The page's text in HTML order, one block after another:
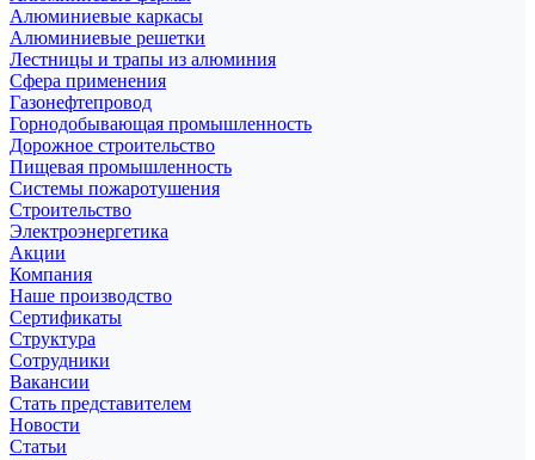
Алюминиевые каркасы
Алюминиевые решетки
Лестницы и трапы из алюминия
Сфера применения
Газонефтепровод
Горнодобывающая промышленность
Дорожное строительство
Пищевая промышленность
Системы пожаротушения
Строительство
Электроэнергетика
Акции
Компания
Наше производство
Сертификаты
Структура
Сотрудники
Вакансии
Стать представителем
Новости
Статьи